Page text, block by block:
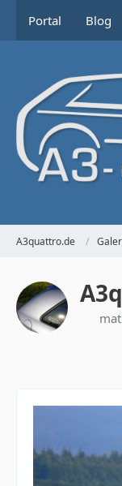
Portal Blog
A3quattro.de